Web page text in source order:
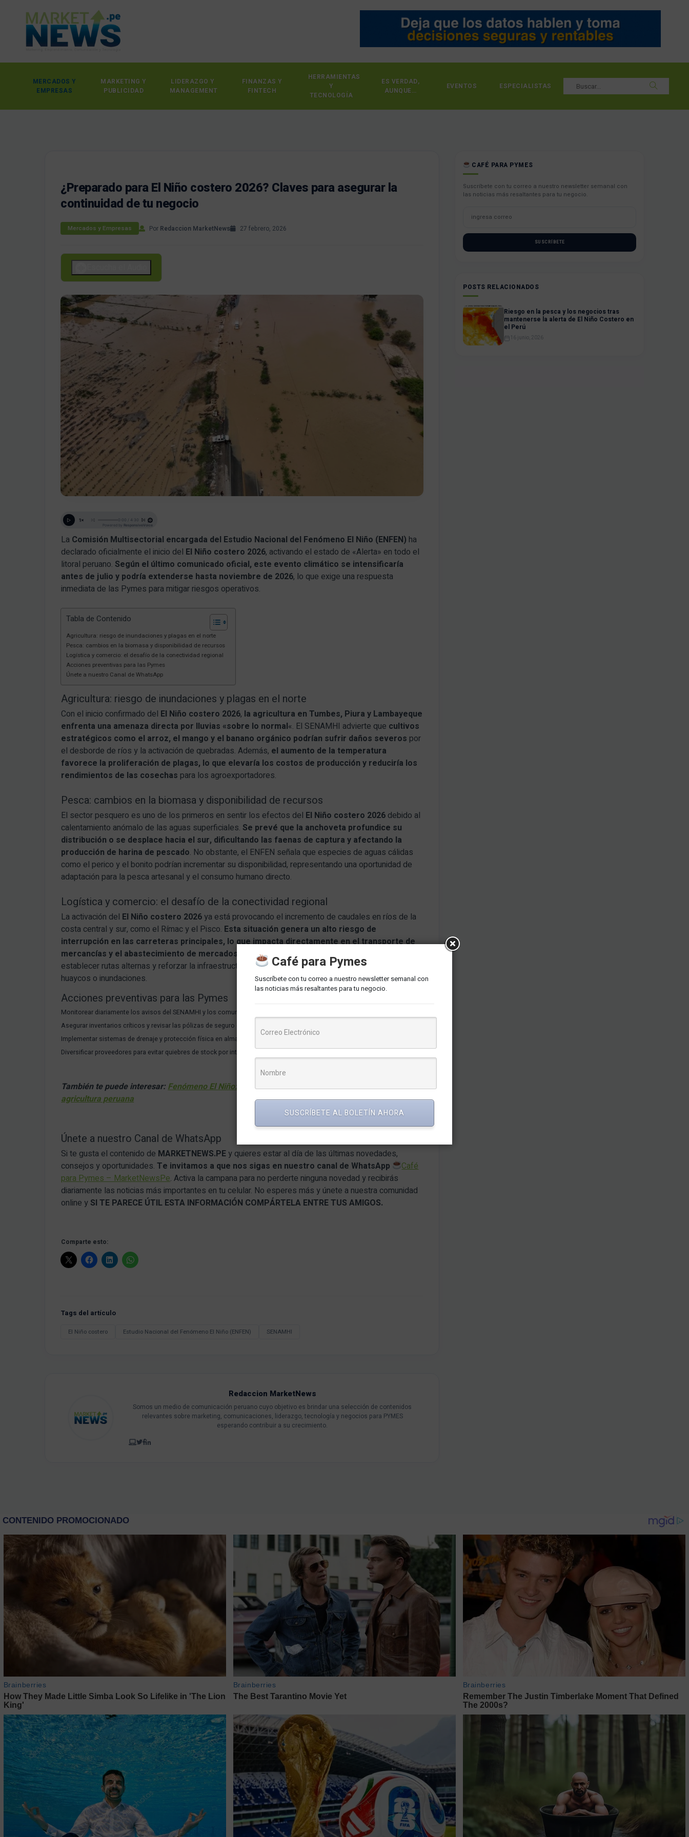
MERCADOS Y
EMPRESAS
MARKETING Y
PUBLICIDAD
LIDERAZGO Y
MANAGEMENT
FINANZAS Y
FINTECH
HERRAMIENTAS
Y
TECNOLOGÍA
ES VERDAD,
AUNQUE…
EVENTOS ESPECIALISTAS
¿Preparado para El Niño costero 2026? Claves para asegurar la
continuidad de tu negocio
Mercados y Empresas Por Redaccion MarketNews 27 febrero, 2026
La Comisión Multisectorial encargada del Estudio Nacional del Fenómeno El Niño (ENFEN) ha
declarado oficialmente el inicio del El Niño costero 2026, activando el estado de «Alerta» en todo el
litoral peruano. Según el último comunicado oficial, este evento climático se intensificaría
antes de julio y podría extenderse hasta noviembre de 2026, lo que exige una respuesta
inmediata de las Pymes para mitigar riesgos operativos.
Tabla de Contenido
Agricultura: riesgo de inundaciones y plagas en el norte
Pesca: cambios en la biomasa y disponibilidad de recursos
Logística y comercio: el desafío de la conectividad regional
Acciones preventivas para las Pymes
Únete a nuestro Canal de WhatsApp
Agricultura: riesgo de inundaciones y plagas en el norte
Con el inicio confirmado del El Niño costero 2026, la agricultura en Tumbes, Piura y Lambayeque
enfrenta una amenaza directa por lluvias «sobre lo normal«. El SENAMHI advierte que cultivos
estratégicos como el arroz, el mango y el banano orgánico podrían sufrir daños severos por
el desborde de ríos y la activación de quebradas. Además, el aumento de la temperatura
favorece la proliferación de plagas, lo que elevaría los costos de producción y reduciría los
rendimientos de las cosechas para los agroexportadores.
Pesca: cambios en la biomasa y disponibilidad de recursos
El sector pesquero es uno de los primeros en sentir los efectos del El Niño costero 2026 debido al
calentamiento anómalo de las aguas superficiales. Se prevé que la anchoveta profundice su
distribución o se desplace hacia el sur, dificultando las faenas de captura y afectando la
producción de harina de pescado. No obstante, el ENFEN señala que especies de aguas cálidas
como el perico y el bonito podrían incrementar su disponibilidad, representando una oportunidad de
adaptación para la pesca artesanal y el consumo humano directo.
Logística y comercio: el desafío de la conectividad regional
La activación del El Niño costero 2026 ya está provocando el incremento de caudales en ríos de la
costa central y sur, como el Rímac y el Pisco. Esta situación genera un alto riesgo de
interrupción en las carreteras principales, lo que impacta directamente en el transporte de
mercancías y el abastecimiento de mercados mayoristas
. Para las Pymes logísticas, es vital
establecer rutas alternas y reforzar la infraestructura de almacenamiento ante posibles bloqueos por
huaycos o inundaciones.
Acciones preventivas para las Pymes
Monitorear diariamente los avisos del SENAMHI y los comunicados del ENFEN.
Asegurar inventarios críticos y revisar las pólizas de seguro contra desastres naturales.
Implementar sistemas de drenaje y protección física en almacenes y zonas de cultivo.
Diversificar proveedores para evitar quiebres de stock por interrupciones en la Panamericana.
También te puede interesar:Fenómeno El Niño: 5 estrategias para afrontar el impacto en la
agricultura peruana
Únete a nuestro Canal de WhatsApp
Si te gusta el contenido de MARKETNEWS.PE y quieres estar al día de las últimas novedades,
consejos y oportunidades.Te invitamos a que nos sigas en nuestro canal de WhatsApp
Café
para Pymes – MarketNewsPe. Activa la campana para no perderte ninguna novedad y recibirás
diariamente las noticias más importantes en tu celular. No esperes más y únete a nuestra comunidad
online y SI TE PARECE ÚTIL ESTA INFORMACIÓN COMPÁRTELA ENTRE TUS AMIGOS.
Comparte esto:
Tags del artículo
El Niño costero Estudio Nacional del Fenómeno El Niño (ENFEN) SENAMHI
Redaccion MarketNews
Somos un medio de comunicación peruano cuyo objetivo es brindar una selección de contenidos
relevantes sobre marketing, comunicaciones, liderazgo, tecnología y negocios para PYMES
esperando contribuir a su crecimiento.
CAFÉ PARA PYMES
Suscríbete con tu correo a nuestro newsletter semanal con
las noticias más resaltantes para tu negocio.
SUSCRÍBETE
POSTS RELACIONADOS
Riesgo en la pesca y los negocios tras
mantenerse la alerta de El Niño Costero en
el Perú
16 junio, 2026
Café para Pymes
Suscríbete con tu correo a nuestro newsletter semanal con
las noticias más resaltantes para tu negocio.
SUSCRÍBETE AL BOLETÍN AHORA